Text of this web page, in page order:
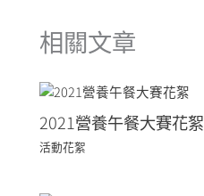
相關文章
2021營養午餐大賽花絮
活動花絮